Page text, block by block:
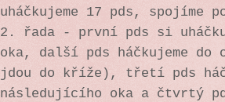
uháčkujeme 17 pds, spojíme
2. řada - první pds si
oka, další pds háčkujeme do
jdou do kříže), třetí pds
následujícího oka a čtvrtý